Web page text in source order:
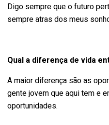
Digo sempre que o futuro
sempre atras dos meus
Qual a diferença de vida
A maior diferença são as
gente jovem que aqui tem e
oportunidades.